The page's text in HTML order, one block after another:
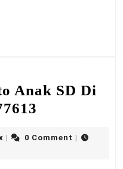
Anak SD Di
Bento
knasibox0 Comment